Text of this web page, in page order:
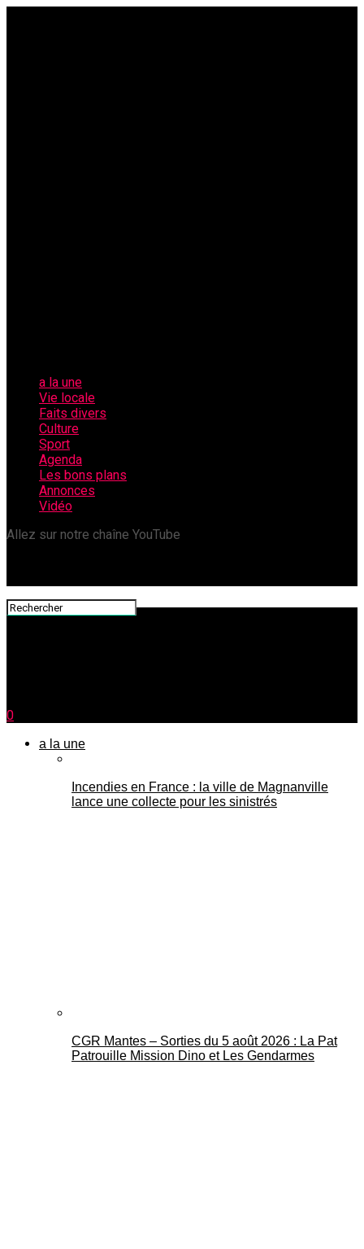
a la une
Vie locale
Faits divers
Culture
Sport
Agenda
Les bons plans
Annonces
Vidéo
Allez sur notre chaîne YouTube
0
a la une
Incendies en France : la ville de Magnanville
lance une collecte pour les sinistrés
CGR Mantes – Sorties du 5 août 2026 : La Pat
Patrouille Mission Dino et Les Gendarmes